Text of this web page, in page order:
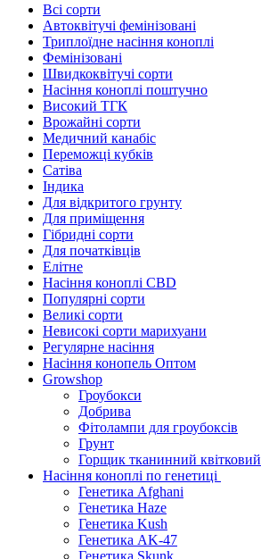
Всі сорти
Автоквітучі фемінізовані
Триплоїдне насіння коноплі
Фемінізовані
Швидкоквітучі сорти
Насіння коноплі поштучно
Високий ТГК
Врожайні сорти
Медичний канабіс
Переможці кубків
Сатіва
Індика
Для відкритого грунту
Для приміщення
Гібридні сорти
Для початківців
Елітне
Насіння коноплі CBD
Популярні сорти
Великі сорти
Невисокі сорти марихуани
Регулярне насіння
Насіння конопель Оптом
Growshop
Гроубокси
Добрива
Фітолампи для гроубоксів
Грунт
Горщик тканинний квітковий
Насіння коноплі по генетиці
Генетика Afghani
Генетика Haze
Генетика Kush
Генетика AK-47
Генетика Skunk